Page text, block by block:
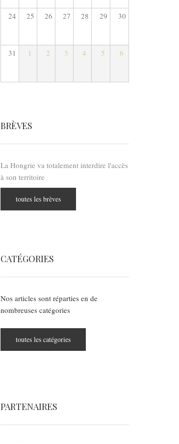
24 25 26 27 28 29 30
31 1 2 3 4 5 6
BRÈVES
La Hongrie va totalement interdire l'accès
à son territoire
toutes les brèves
CATÉGORIES
Nos articles sont réparties en de
nombreuses catégories
toutes les catégories
PARTENAIRES